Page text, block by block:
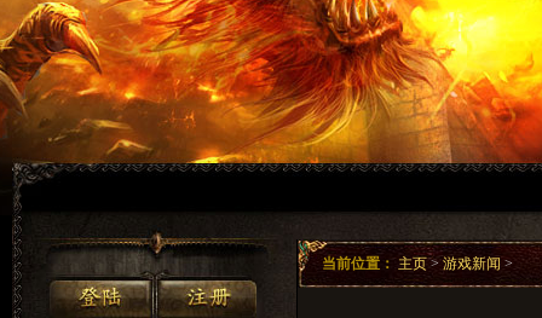
当前位置： 主页>游戏新闻 >